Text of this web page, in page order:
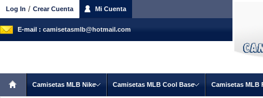
Log In / Crear Cuenta Mi Cuenta
E-mail : camisetasmlb@hotmail.com
Camisetas MLB Nike Camisetas MLB Cool Base Camisetas MLB